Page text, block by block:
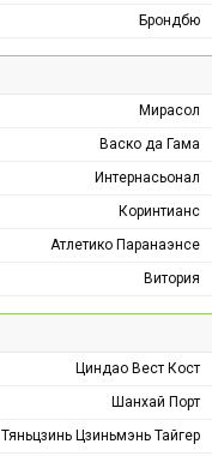
Брондбю
Мирасол
Васко да Гама
Интернасьонал
Коринтианс
Атлетико Паранаэнсе
Витория
Циндао Вест Кост
Шанхай Порт
Тяньцзинь Цзиньмэнь Тайгер